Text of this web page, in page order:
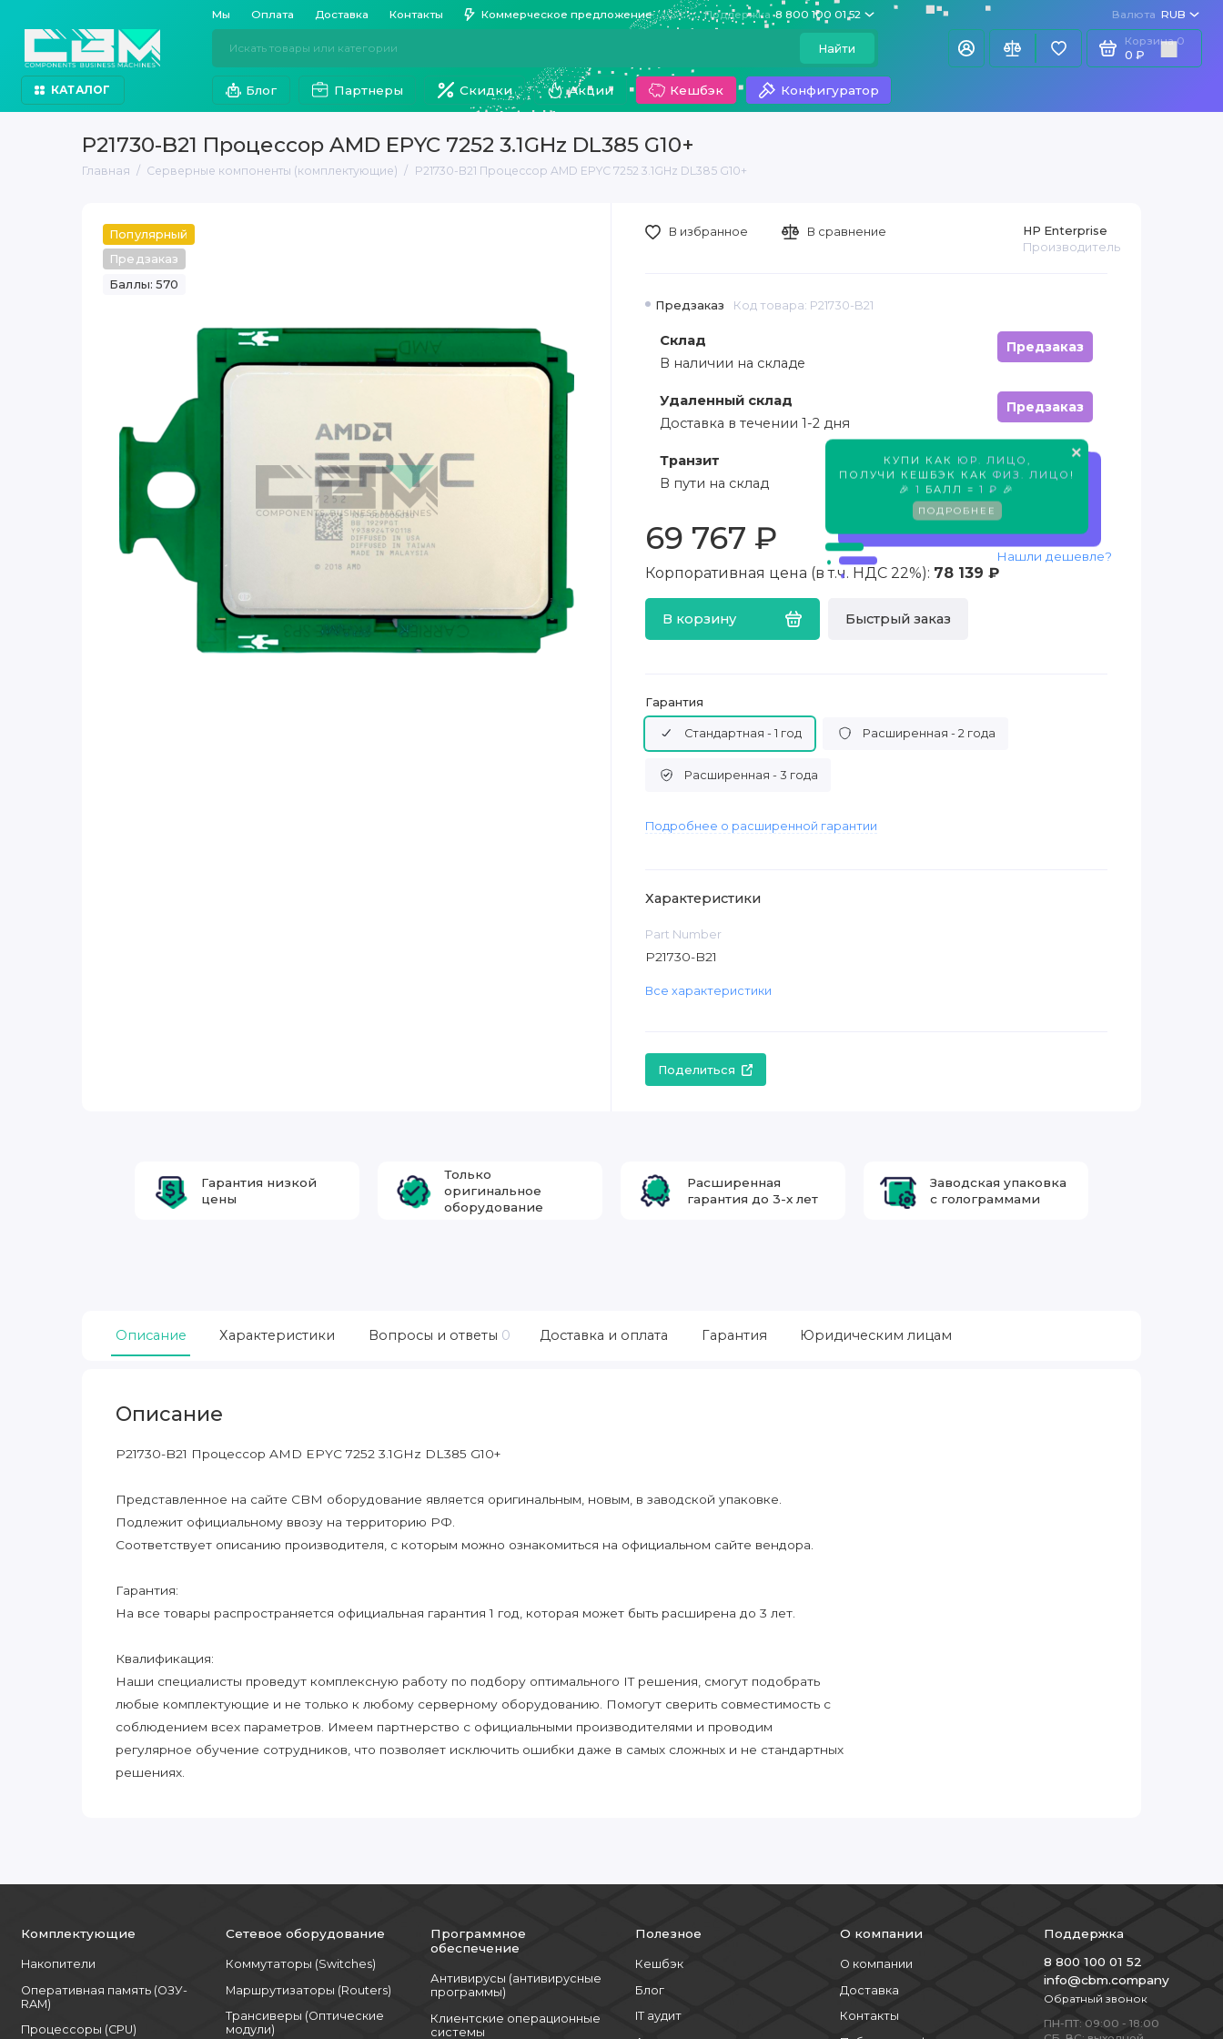
Мы Оплата Доставка Контакты Коммерческое предложение Поддержка 8 800 100 01 52 Валюта RUB
Найти
Корзина 0
0 ₽
КАТАЛОГ Блог Партнеры Скидки Акции Кешбэк Конфигуратор
P21730-B21 Процессор AMD EPYC 7252 3.1GHz DL385 G10+
Главная Серверные компоненты (комплектующие) P21730-B21 Процессор AMD EPYC 7252 3.1GHz DL385 G10+
Популярный
Предзаказ
Баллы: 570
×
ПОЛУЧИ КЕШБЭК КАК ФИЗ. ЛИЦО
🎉1БАЛЛ = 1 ₽🎉
ПОДРОБНЕЕ
Предзаказ Код товара: P21730-B21
HP Enterprise
Производитель
Склад
Предзаказ
В наличии на складе
Удаленный склад
Предзаказ
Доставка в течении 1-2 дня
Транзит
Предзаказ
В пути на склад
69 767 ₽
Корпоративная цена (в т.ч. НДС 22%): 78 139 ₽
В корзину Быстрый заказ
Нашли дешевле?
В избранное В сравнение
Гарантия
Стандартная - 1 год Расширенная - 2 года
Расширенная - 3 года
Подробнее о расширенной гарантии
Характеристики
Part Number
P21730-B21
Все характеристики
Поделиться
Гарантия низкой
цены
Только
оригинальное
оборудование
Расширенная
гарантия до 3-х лет
Заводская упаковка
с голограммами
Описание Характеристики Вопросы и ответы 0 Доставка и оплата Гарантия Юридическим лицам
Описание
P21730-B21 Процессор AMD EPYC 7252 3.1GHz DL385 G10+
Представленное на сайте CBM оборудование является оригинальным, новым, в заводской упаковке.
Подлежит официальному ввозу на территорию РФ.
Соответствует описанию производителя, с которым можно ознакомиться на официальном сайте вендора.
Гарантия:
На все товары распространяется официальная гарантия 1 год, которая может быть расширена до 3 лет.
Квалификация:
Наши специалисты проведут комплексную работу по подбору оптимального IT решения, смогут подобрать
любые комплектующие и не только к любому серверному оборудованию. Помогут сверить совместимость с
соблюдением всех параметров. Имеем партнерство с официальными производителями и проводим
регулярное обучение сотрудников, что позволяет исключить ошибки даже в самых сложных и не стандартных
решениях.
Комплектующие
Накопители
Оперативная память (ОЗУ-
RAM)
Процессоры (CPU)
Сетевое оборудование
Коммутаторы (Switches)
Маршрутизаторы (Routers)
Трансиверы (Оптические
модули)
Программное
обеспечение
Антивирусы (антивирусные
программы)
Клиентские операционные
системы
Полезное
Кешбэк
Блог
IT аудит
О компании
О компании
Доставка
Контакты
Поддержка
8 800 100 01 52
info@cbm.company
Обратный звонок
ПН-ПТ: 09:00 - 18:00